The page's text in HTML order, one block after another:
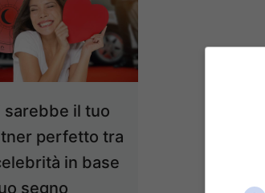
sarebbe il tuo
perfetto tra
in base
segno